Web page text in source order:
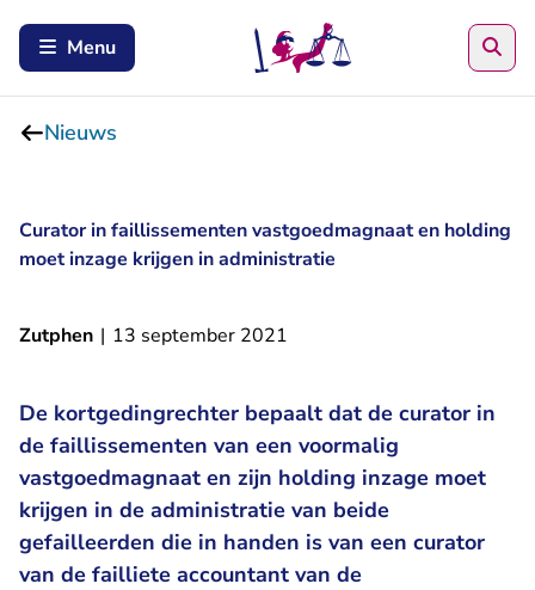
Menu
Nieuws
Curator in faillissementen vastgoedmagnaat en holding
moet inzage krijgen in administratie
Zutphen | 13 september 2021
De kortgedingrechter bepaalt dat de curator in
de faillissementen van een voormalig
vastgoedmagnaat en zijn holding inzage moet
krijgen in de administratie van beide
gefailleerden die in handen is van een curator
van de failliete accountant van de